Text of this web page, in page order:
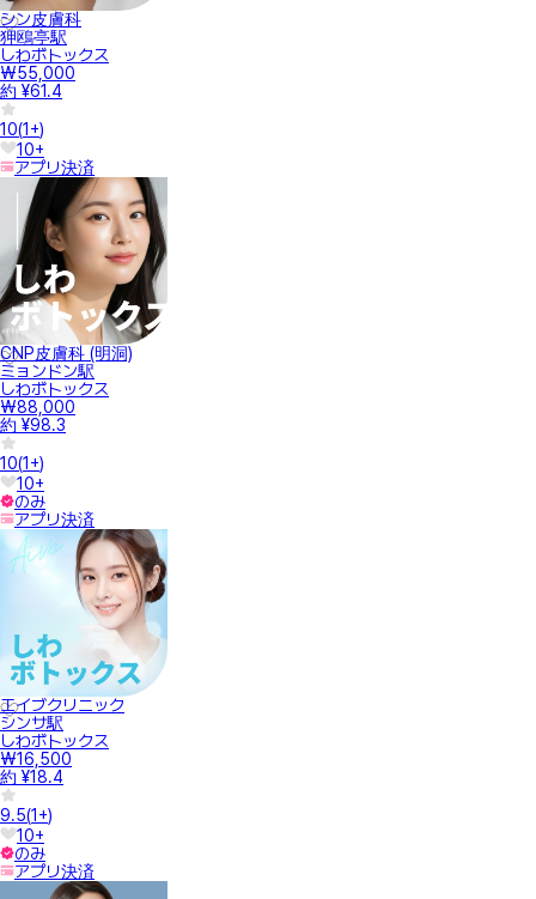
シン皮膚科
狎鴎亭駅
しわボトックス
₩55,000
約 ¥61.4
10(1+)
10+
アプリ決済
CNP皮膚科 (明洞)
ミョンドン駅
しわボトックス
₩88,000
約 ¥98.3
10(1+)
10+
のみ
アプリ決済
エイブクリニック
シンサ駅
しわボトックス
₩16,500
約 ¥18.4
9.5(1+)
10+
のみ
アプリ決済